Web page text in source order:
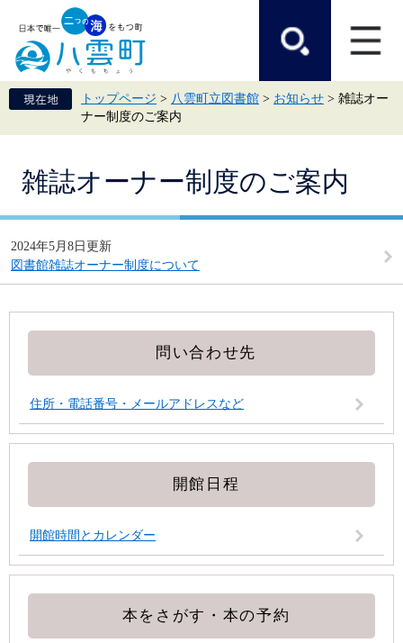
頭
で
飛
ば
て
トップページ > 八雲町立図書館 > お知らせ > 雑誌オー
ナー制度のご案内
雑誌オーナー制度のご案内
2024年5月8日更新
図書館雑誌オーナー制度について
問い合わせ先
住所・電話番号・メールアドレスなど
開館日程
開館時間とカレンダー
本をさがす・本の予約